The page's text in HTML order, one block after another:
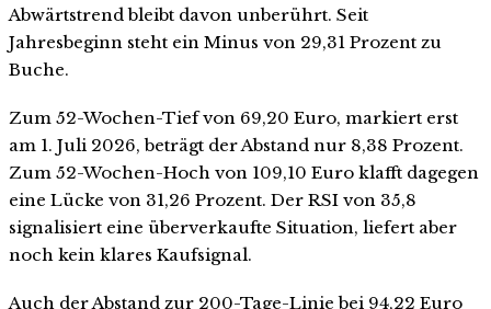
Abwärtstrend bleibt davon unberührt. Seit
Jahresbeginn steht ein Minus von 29,31 Prozent zu
Buche.
Zum 52-Wochen-Tief von 69,20 Euro, markiert erst
am 1. Juli 2026, beträgt der Abstand nur 8,38 Prozent.
Zum 52-Wochen-Hoch von 109,10 Euro klafft dagegen
eine Lücke von 31,26 Prozent. Der RSI von 35,8
signalisiert eine überverkaufte Situation, liefert aber
noch kein klares Kaufsignal.
Auch der Abstand zur 200-Tage-Linie bei 94,22 Euro